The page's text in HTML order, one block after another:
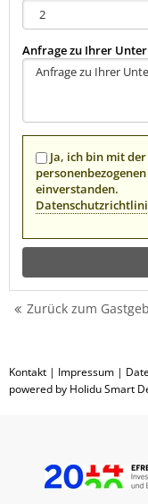
Anfrage zu Ihrer
Ja, ich bin mit
einverstanden.
Zurück zum
Kontakt | Impressum |
powered by Holidu Smart